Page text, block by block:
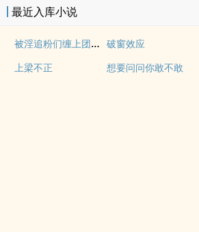
最近入库小说
被淫追粉们缠上团播女主播(露出NPH) 破窗效应
上梁不正
想要问问你敢不敢